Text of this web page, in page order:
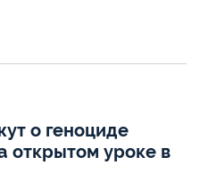
о геноциде
открытом уроке в